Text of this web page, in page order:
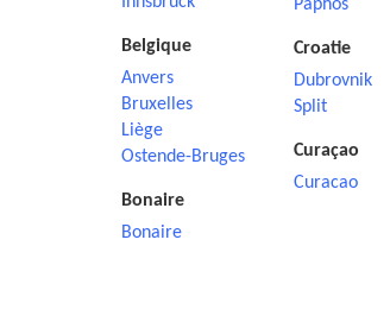
Belgique
Anvers
Bruxelles
Liège
Ostende-Bruges
Bonaire
Bonaire
Paphos
Croatie
Dubrovnik
Split
Curaçao
Curacao